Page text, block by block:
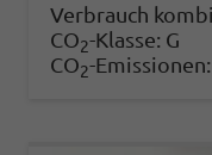
Verbrauch
CO2-Klasse: G
CO2-Emissionen: